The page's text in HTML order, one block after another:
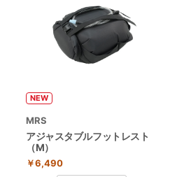
NEW
MRS
アジャスタブルフットレスト
（M）
￥6,490